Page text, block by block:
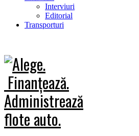
Interviuri
Editorial
Transporturi